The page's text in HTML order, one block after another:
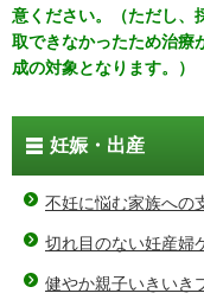
意ください。（ただし、
取できなかったため治療
成の対象となります。）
妊娠・出産
不妊に悩む家族への
切れ目のない妊産婦
健やか親子いきいき